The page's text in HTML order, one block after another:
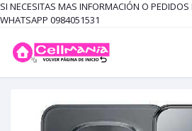
SI NECESITAS MAS INFORMACIÓN O
WHATSAPP 0984051531